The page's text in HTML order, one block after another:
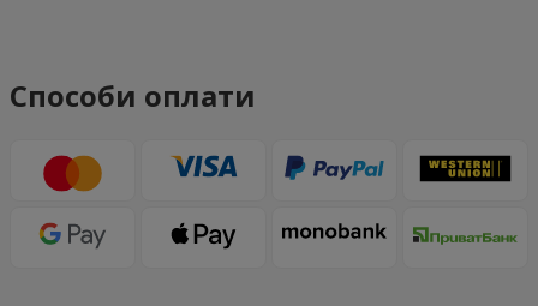
Способи оплати